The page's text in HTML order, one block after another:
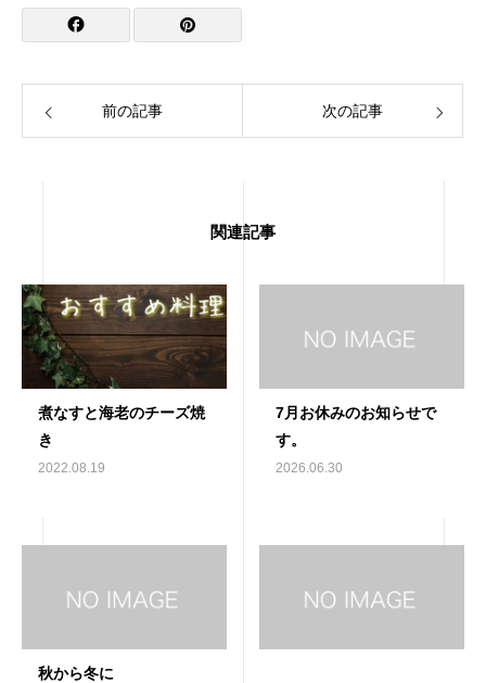
前の記事 次の記事
関連記事
煮なすと海老のチーズ焼
き
2022.08.19
7月お休みのお知らせで
す。
2026.06.30
秋から冬に